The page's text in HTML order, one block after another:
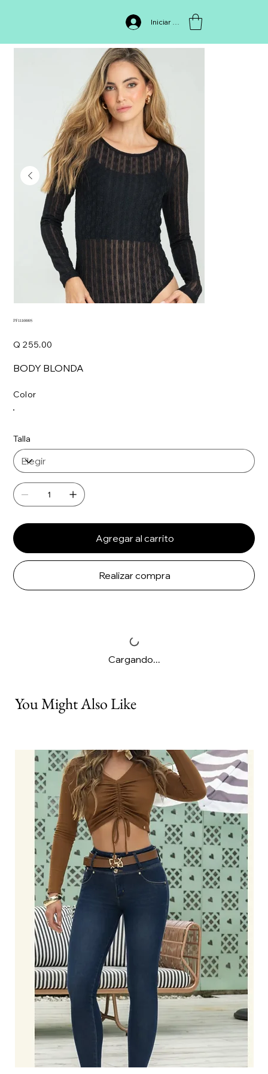
Iniciar sesión
PF11100005
Q 255.00
BODY BLONDA
Color
Talla
Agregar al carrito
Realizar compra
Cargando...
You Might Also Like